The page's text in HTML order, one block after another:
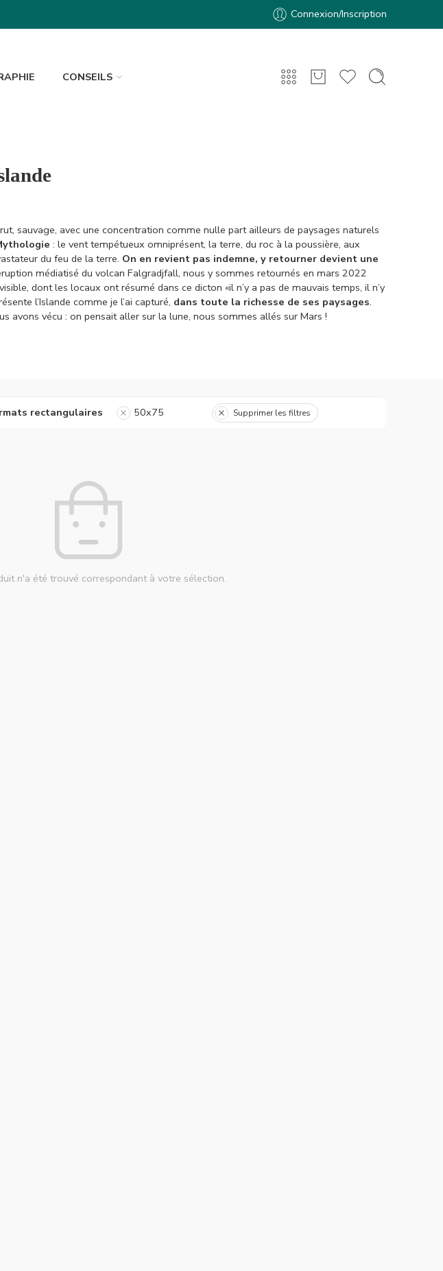
Connexion/Inscription
CONSEILS
sauvage, avec une concentration comme nulle part ailleurs de paysages naturels
: le vent tempétueux omniprésent, la terre, du roc à la poussière, aux
du feu de la terre. On en revient pas indemne, y retourner devient une
médiatisé du volcan Falgradjfall, nous y sommes retournés en mars 2022
dont les locaux ont résumé dans ce dicton «il n’y a pas de mauvais temps, il n’y
l’Islande comme je l’ai capturé, dans toute la richesse de ses paysages.
avons vécu : on pensait aller sur la lune, nous sommes allés sur Mars !
rectangulaires 50x75 Supprimer les filtres
n'a été trouvé correspondant à votre sélection.